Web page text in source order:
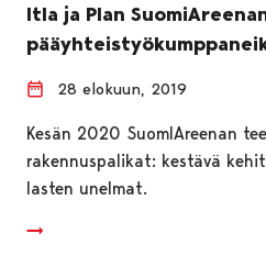
Itla ja Plan
28 elokuun, 2019
Kesän 2020 SuomIAreenan
rakennuspalikat: kestävä
lasten unelmat.